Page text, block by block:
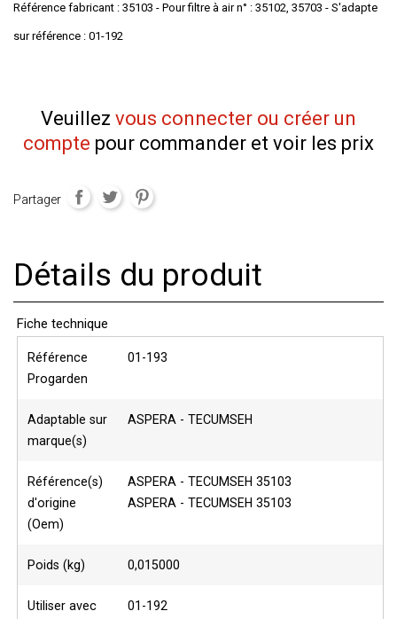
Référence fabricant : 35103 - Pour filtre à air n° : 35102, 35703 - S'adapte
sur référence : 01-192
Veuillez vous connecter ou créer un
compte pour commander et voir les prix
Partager
Détails du produit
Fiche technique
Référence
Progarden
01-193
Adaptable sur
marque(s)
ASPERA - TECUMSEH
Référence(s)
d'origine
(Oem)
ASPERA - TECUMSEH 35103
ASPERA - TECUMSEH 35103
Poids (kg) 0,015000
Utiliser avec
01-192